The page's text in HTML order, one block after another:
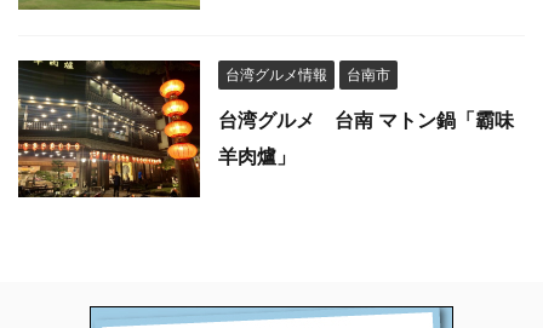
台湾グルメ情報 台南市
台湾グルメ 台南 マトン鍋「霸味
羊肉爐」